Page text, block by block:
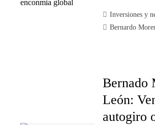
Inversiones y
Bernardo
Bernado
León:
autogiro